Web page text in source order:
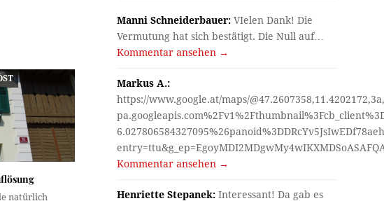
natürlich
Manni Schneiderbauer: VIelen Dank! Die
Vermutung hat sich bestätigt. Die Null auf…
Kommentar ansehen →
Markus A.:
https://www.google.at/maps/
Kommentar ansehen →
Henriette Stepanek: Interessant! Da gab es